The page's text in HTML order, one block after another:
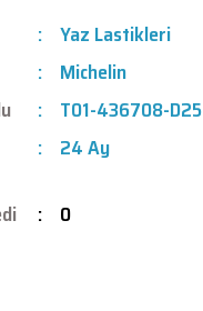
Yaz Lastikleri
Michelin
T01-436708-D25
24 Ay
0